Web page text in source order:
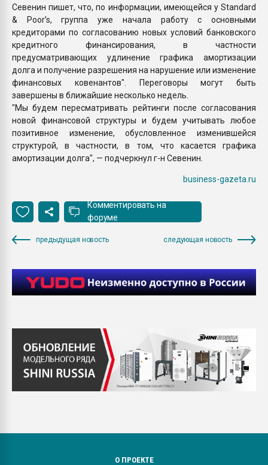
Севенин пишет, что, по информации, имеющейся у Standard
& Poor’s, группа уже начала работу с основными
кредиторами по согласованию новых условий банковского
кредитного финансирования, в частности
предусматривающих удлинение графика амортизации
долга и получение разрешения на нарушение или изменение
финансовых ковенантов". Переговоры могут быть
завершены в ближайшие несколько недель.
"Мы будем пересматривать рейтинги после согласования
новой финансовой структуры и будем учитывать любое
позитивное изменение, обусловленное изменившейся
структурой, в частности, в том, что касается графика
амортизации долга", — подчеркнул г-н Севенин.
business-gazeta.ru
Комментировать на
форуме
предыдущая новость следующая новость
О ПРОЕКТЕ